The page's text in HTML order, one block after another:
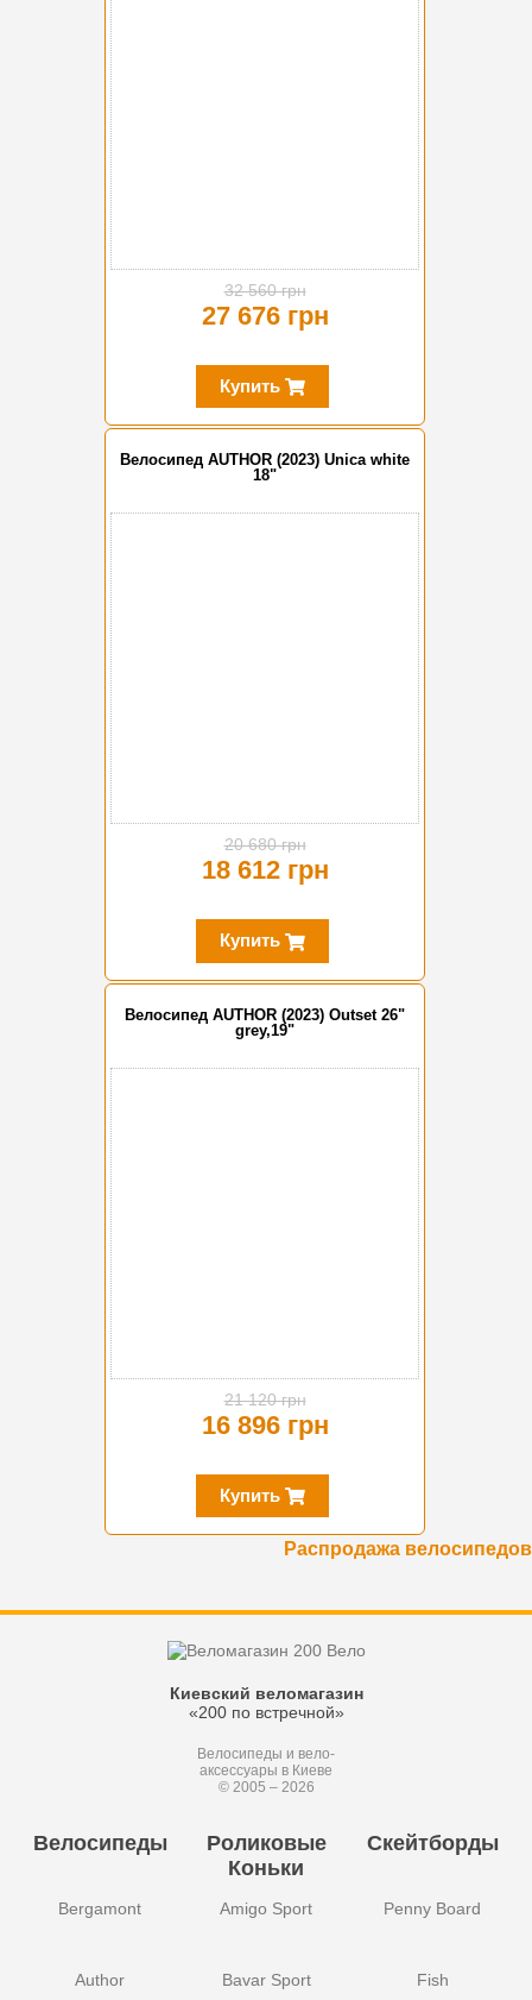
32 560 грн
27 676 грн
Купить
Велосипед AUTHOR (2023) Unica white
18"
20 680 грн
18 612 грн
Купить
Велосипед AUTHOR (2023) Outset 26"
grey,19"
21 120 грн
16 896 грн
Купить
Распродажа велосипедов
Киевский веломагазин
«200 по встречной»
Велосипеды и вело-
аксессуары в Киеве
© 2005 – 2026
Велосипеды
Bergamont
Author
Роликовые
Коньки
Amigo Sport
Bavar Sport
Скейтборды
Penny Board
Fish